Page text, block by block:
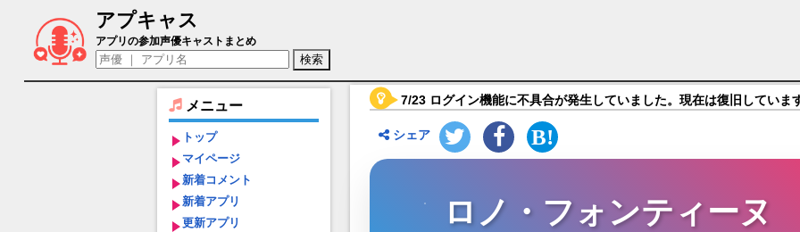
アプキャス
ロノ・フォンティーヌ（声優：鈴木崚汰)【悪魔執事と黒い猫：ストレスを癒やし、メンタルを癒
アプリの参加声優キャストまとめ
メニュー
トップ
マイページ
新着コメント
新着アプリ
更新アプリ
7/23 ログイン機能に不具合が発生していました。現在は復旧していま
シェア
ロノ・フォンティーヌ